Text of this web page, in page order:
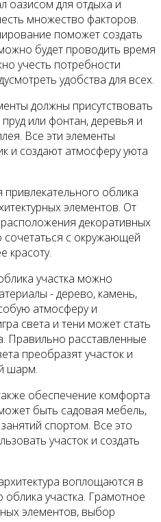
оазисом для отдыха и
множество факторов.
поможет создать
будет проводить время
учесть потребности
удобства для всех.
должны присутствовать
или фонтан, деревья и
Все эти элементы
и создают атмосферу уюта
облика
элементов. От
декоративных
сочетаться с окружающей
красоту.
участка можно
- дерево, камень,
атмосферу и
света и тени может стать
Правильно расставленные
преобразят участок и
шарм.
обеспечение комфорта
быть садовая мебель,
спортом. Все это
участок и создать
воплощаются в
облика участка. Грамотное
элементов, выбор